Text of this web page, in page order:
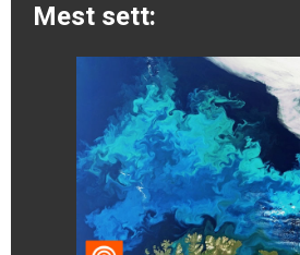
Mest sett: